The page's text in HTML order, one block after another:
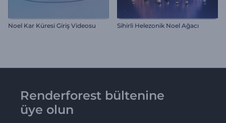
Noel Kar Küresi Giriş Videosu Sihirli Helezonik Noel Ağacı
Renderforest bültenine
üye olun